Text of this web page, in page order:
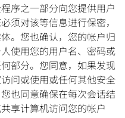
序之一部分向您提供用户
须对该等信息进行保密，
。您也确认，您的帐户归
使用您的用户名、密码或
部分。您同意，如果发现
问或使用或任何其他安全
也同意确保在每次会话结
享计算机访问您的帐户